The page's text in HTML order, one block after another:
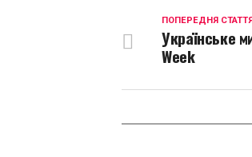
ПОПЕРЕДНЯ
Українське
Week